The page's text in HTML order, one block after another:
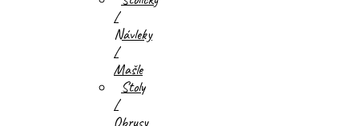
/
Návleky
/
Mašle
Stoly
/
Obrusy